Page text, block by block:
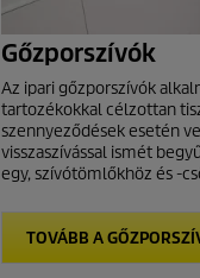
Gőzporszívók
Az ipari gőzporszívók
tartozékokkal célzottan
szennyeződések esetén
visszaszívással ismét
egy, szívótömlőkhöz és -
TOVÁBB A